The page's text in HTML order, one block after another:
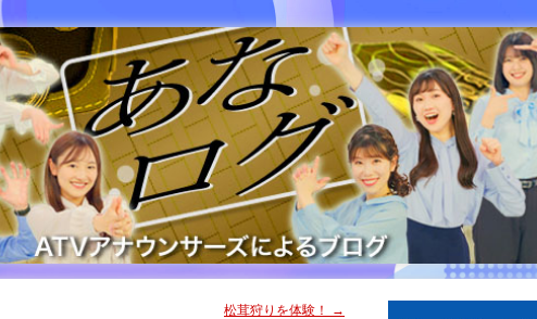
松茸狩りを体験！ →